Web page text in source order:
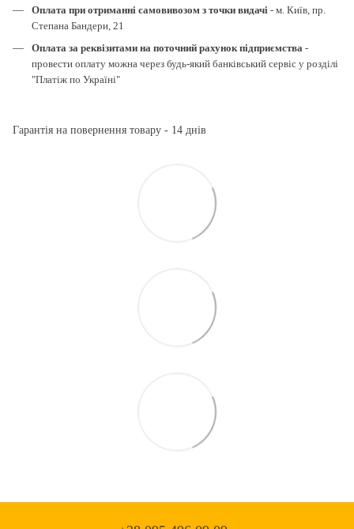
Оплата при отриманні самовивозом з точки видачі - м. Київ, пр.
Степана Бандери, 21
Оплата за реквізитами на поточний рахунок підприємства -
провести оплату можна через будь-який банківський сервіс у розділі
"Платіж по Україні"
Гарантія на повернення товару - 14 днів